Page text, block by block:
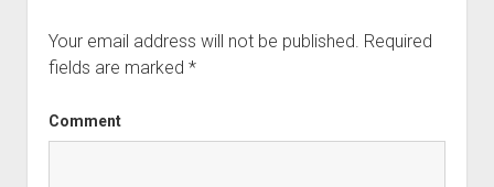
Your email address will not be published. Required
fields are marked *
Comment